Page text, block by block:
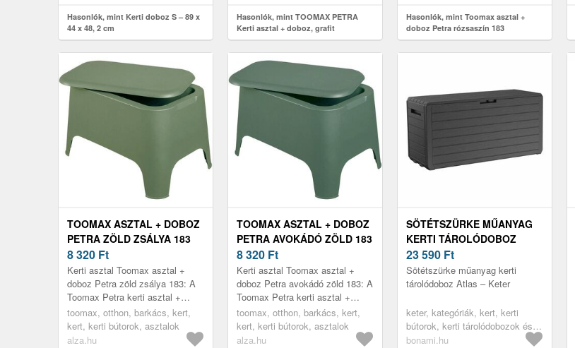
Hasonlók, mint Kerti doboz S – 89 x
44 x 48, 2 cm
Hasonlók, mint TOOMAX PETRA
Kerti asztal + doboz, grafit
Hasonlók, mint Toomax asztal +
doboz Petra rózsaszín 183
TOOMAX ASZTAL + DOBOZ
PETRA ZÖLD ZSÁLYA 183
8 320 Ft
Kerti asztal Toomax asztal +
doboz Petra zöld zsálya 183: A
Toomax Petra kerti asztal +
tárolódoboz sima felületével és
tárolóterével ellenállhatat...
toomax, otthon, barkács, kert,
kert, kerti bútorok, asztalok
alza.hu
TOOMAX ASZTAL + DOBOZ
PETRA AVOKÁDÓ ZÖLD 183
8 320 Ft
Kerti asztal Toomax asztal +
doboz Petra avokádó zöld 183: A
Toomax Petra kerti asztal +
tárolódoboz sima felületével és
tárolóterével ellenállhata...
toomax, otthon, barkács, kert,
kert, kerti bútorok, asztalok
alza.hu
SÖTÉTSZÜRKE MŰANYAG
KERTI TÁROLÓDOBOZ
ATLAS – KETER
23 590 Ft
Sötétszürke műanyag kerti
tárolódoboz Atlas – Keter
keter, kategóriák, kert, kerti
bútorok, kerti tárolódobozok és
szekrények, kerti dobozok
bonami.hu